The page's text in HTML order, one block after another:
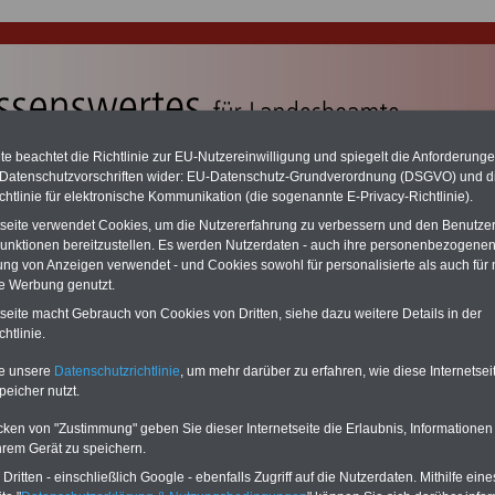
auch für Ruhestandsbeamte (zu geringe Alimentation)
hat die Berliner Landesbesoldung für verfassungs-
(Berlin muss bis
März 2027 eine Neuregelung der Besoldung
Auch beim Bund (Beamte & Ruhestandsbeamte) gibt es teilweise
(Medienberichten zufolge liegt diese füralle (!) Beamte
mind. 3.000 und 13.000 Euro, Der INFO-SERVICE gibt hierzu eine
heraus, die unmittelbar nach dem Beschluss des Gesetzentwurfs der
vorgelegt wird (wahrscheinlich im Quartal.2026 >>>
der Broschüre
aller Presse-Informationen
beachtet die Richtlinie zur EU-Nutzereinwilligung und spiegelt die
wider: EU-Datenschutz-Grundverordnung (DSGVO) und
für elektronische Kommunikation (die sogenannte E-Privacy-Richtlinie).
verwendet Cookies, um die Nutzererfahrung zu verbessern und den
bereitzustellen. Es werden Nutzerdaten - auch ihre
von Anzeigen verwendet - und Cookies sowohl für personalisierte als auch für
Werbung genutzt.
macht Gebrauch von Cookies von Dritten, siehe dazu weitere Details in der
unsere Datenschutzrichtlinie , um mehr darüber zu erfahren, wie diese
nutzt.
von "Zustimmung" geben Sie dieser Internetseite die Erlaubnis,
Gerät zu speichern.
- einschließlich Google - ebenfalls Zugriff auf die Nutzerdaten. Mithilfe